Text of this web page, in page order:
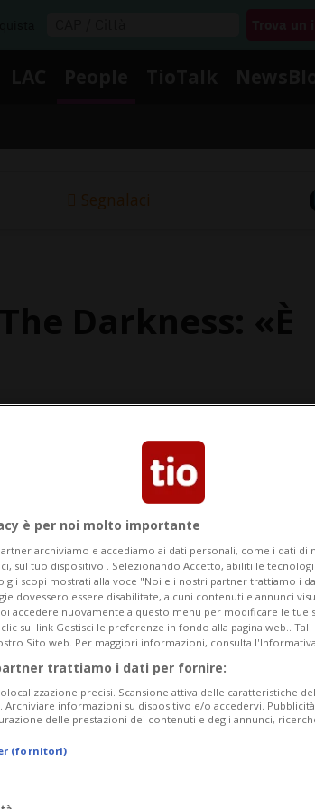
Segnalaci
i fratelli Broggini
è per noi molto importante
archiviamo e accediamo ai dati personali, come i dati di
sul tuo dispositivo . Selezionando Accetto, abiliti le
gli scopi mostrati alla voce "Noi e i nostri partner trattiamo i
dovessero essere disabilitate, alcuni contenuti e annunci
accedere nuovamente a questo menu per modificare le tue
sul link Gestisci le preferenze in fondo alla pagina web..
Sito web. Per maggiori informazioni, consulta
trattiamo i dati per fornire:
precisi. Scansione attiva delle caratteristiche
Archiviare informazioni su dispositivo e/o accedervi.
delle prestazioni dei contenuti e degli annunci,
(fornitori)